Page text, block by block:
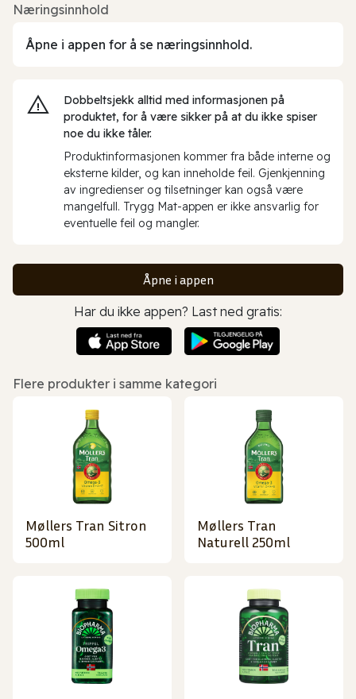
Næringsinnhold
Åpne i appen for å se næringsinnhold.
Dobbeltsjekk alltid med informasjonen på
produktet, for å være sikker på at du ikke spiser
noe du ikke tåler.
Produktinformasjonen kommer fra både interne og
eksterne kilder, og kan inneholde feil. Gjenkjenning
av ingredienser og tilsetninger kan også være
mangelfull. Trygg Mat-appen er ikke ansvarlig for
eventuelle feil og mangler.
Åpne i appen
Har du ikke appen? Last ned gratis:
Flere produkter i samme kategori
Møllers Tran Sitron
500ml
Møllers Tran
Naturell 250ml